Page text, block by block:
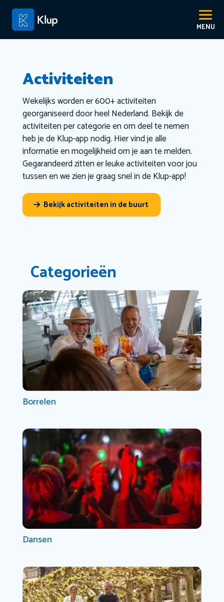
Activiteiten
Wekelijks worden er 600+ activiteiten
georganiseerd door heel Nederland. Bekijk de
activiteiten per categorie en om deel te nemen
heb je de Klup-app nodig. Hier vind je alle
informatie en mogelijkheid om je aan te melden.
Gegarandeerd zitten er leuke activiteiten voor jou
tussen en we zien je graag snel in de Klup-app!
Bekijk activiteiten in de buurt
Categorieën
Borrelen
Dansen